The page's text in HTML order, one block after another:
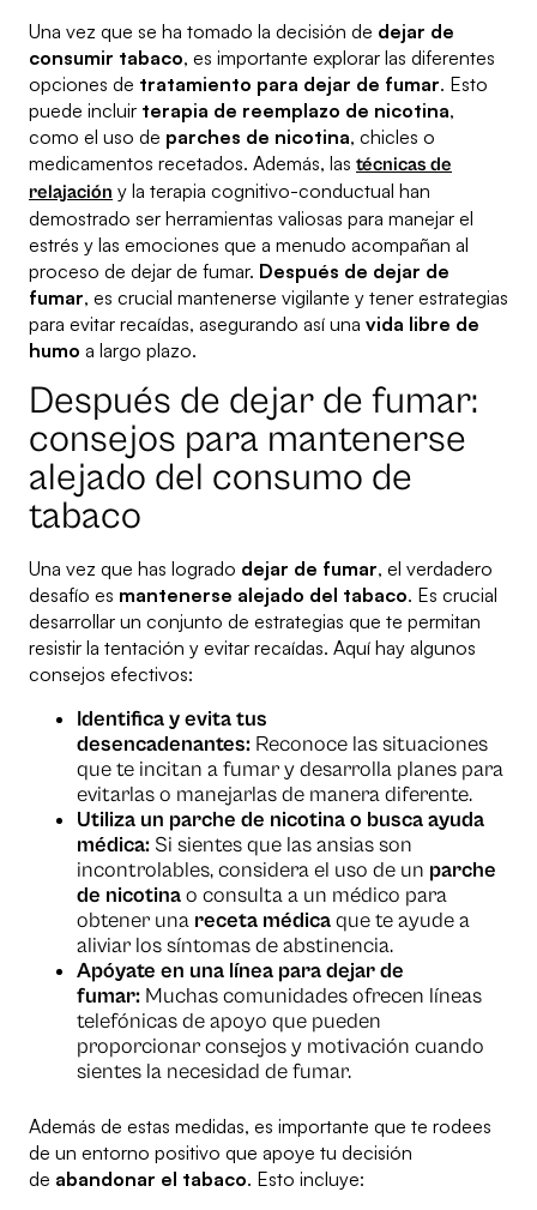
Una vez que se ha tomado la decisión de dejar de
consumir tabaco, es importante explorar las diferentes
opciones de tratamiento para dejar de fumar. Esto
puede incluir terapia de reemplazo de nicotina,
como el uso de parches de nicotina, chicles o
medicamentos recetados. Además, las técnicas de
relajación y la terapia cognitivo-conductual han
demostrado ser herramientas valiosas para manejar el
estrés y las emociones que a menudo acompañan al
proceso de dejar de fumar. Después de dejar de
fumar, es crucial mantenerse vigilante y tener estrategias
para evitar recaídas, asegurando así una vida libre de
humo a largo plazo.
Después de dejar de fumar:
consejos para mantenerse
alejado del consumo de
tabaco
Una vez que has logrado dejar de fumar, el verdadero
desafío es mantenerse alejado del tabaco. Es crucial
desarrollar un conjunto de estrategias que te permitan
resistir la tentación y evitar recaídas. Aquí hay algunos
consejos efectivos:
Identifica y evita tus
desencadenantes: Reconoce las situaciones
que te incitan a fumar y desarrolla planes para
evitarlas o manejarlas de manera diferente.
Utiliza un parche de nicotina o busca ayuda
médica: Si sientes que las ansias son
incontrolables, considera el uso de un parche
de nicotinao consulta a un médico para
obtener una receta médicaque te ayude a
aliviar los síntomas de abstinencia.
Apóyate en una línea para dejar de
fumar: Muchas comunidades ofrecen líneas
telefónicas de apoyo que pueden
proporcionar consejos y motivación cuando
sientes la necesidad de fumar.
Además de estas medidas, es importante que te rodees
de un entorno positivo que apoye tu decisión
de abandonar el tabaco. Esto incluye: